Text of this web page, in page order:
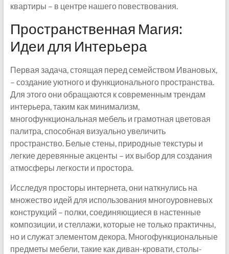
квартиры – в центре нашего повествования.
Пространственная Магия:
Идеи для Интерьера
Первая задача, стоящая перед семейством Ивановых,
– создание уютного и функционального пространства.
Для этого они обращаются к современным трендам
интерьера, таким как минимализм,
многофункциональная мебель и грамотная цветовая
палитра, способная визуально увеличить
пространство. Белые стены, природные текстуры и
легкие деревянные акценты – их выбор для создания
атмосферы легкости и простора.
Исследуя просторы интернета, они наткнулись на
множество идей для использования многоуровневых
конструкций – полки, соединяющиеся в настенные
композиции, и стеллажи, которые не только практичны,
но и служат элементом декора. Многофункциональные
предметы мебели, такие как диван-кровати, столы-